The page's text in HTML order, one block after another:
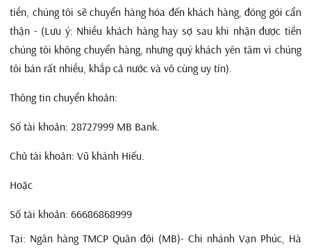
tiền, chúng tôi sẽ chuyển hàng hóa đến khách hàng, đóng gói cẩn
thận - (Lưu ý: Nhiều khách hàng hay sợ sau khi nhận được tiền
chúng tôi không chuyển hàng, nhưng quý khách yên tâm vì chúng
tôi bán rất nhiều, khắp cả nước và vô cùng uy tín).
Thông tin chuyển khoản:
Số tài khoản: 28727999 MB Bank.
Chủ tài khoản: Vũ khánh Hiếu.
Hoặc
Số tài khoản: 66686868999
Tại: Ngân hàng TMCP Quân đội (MB)- Chi nhánh Vạn Phúc, Hà